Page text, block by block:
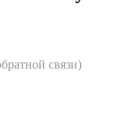
связи)